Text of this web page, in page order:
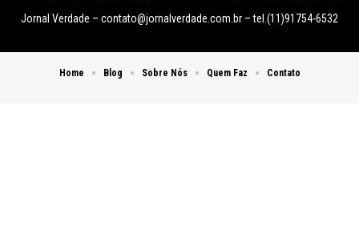
Jornal Verdade – contato@jornalverdade.com.br – tel.(11)91754-6532
Home Blog Sobre Nós Quem Faz Contato